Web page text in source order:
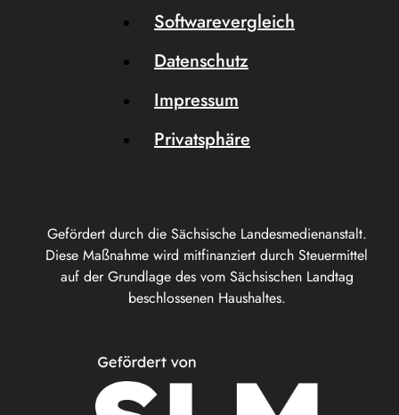
Gefördert durch die Sächsische Landesmedienanstalt.
Diese Maßnahme wird mitfinanziert durch Steuermittel
auf der Grundlage des vom Sächsischen Landtag
beschlossenen Haushaltes.
Softwarevergleich
Datenschutz
Impressum
Privatsphäre